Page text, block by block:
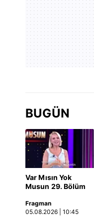
BUGÜN
Var Mısın Yok
Musun 29. Bölüm
yayınlandı | Video
Fragman
05.08.2026 | 10:45